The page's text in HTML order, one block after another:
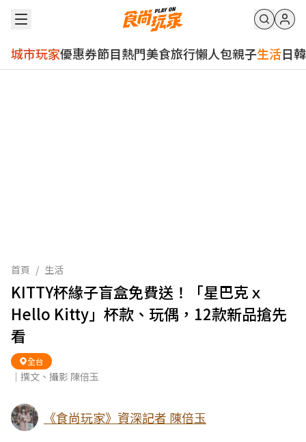
城市玩家優惠券節目熱門美食旅行懶人包親子生活日韓
首頁 / 生活
KITTY杯緣子盲盒免費送！「星巴克ｘ
Hello Kitty」杯款、玩偶，12款新品搶先
看
全台
｜撰文、攝影 陳倍玉
《食尚玩家》資深記者 陳倍玉